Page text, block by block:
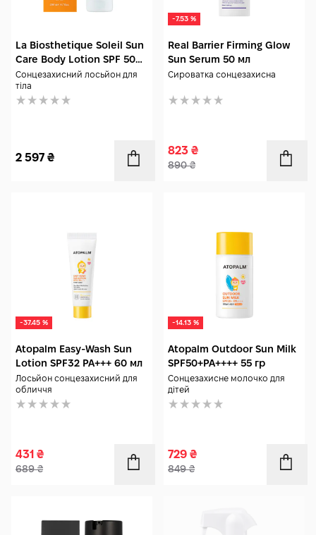
La Biosthetique Soleil Sun
Care Body Lotion SPF 50
200 мл
Сонцезахисний лосьйон для
тіла
2 597 ₴
-7.53 %
Real Barrier Firming Glow
Sun Serum 50 мл
Сироватка сонцезахисна
823 ₴
890₴
-37.45 %
Atopalm Easy-Wash Sun
Lotion SPF32 PA+++ 60 мл
Лосьйон сонцезахисний для
обличчя
431 ₴
689₴
-14.13 %
Atopalm Outdoor Sun Milk
SPF50+PA++++ 55 гр
Сонцезахисне молочко для
дітей
729 ₴
849₴